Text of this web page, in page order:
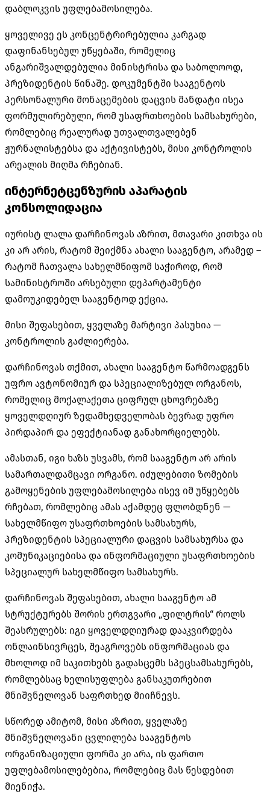
დაბლოკვის უფლებამოსილება.
ყოველივე ეს კონცენტრირებულია კარგად
დაფინანსებულ უწყებაში, რომელიც
ანგარიშვალდებულია მინისტრისა და საბოლოოდ,
პრეზიდენტის წინაშე. დოკუმენტში სააგენტოს
პერსონალური მონაცემების დაცვის მანდატი ისეა
ფორმულირებული, რომ უსაფრთხოების სამსახურები,
რომლებიც რეალურად უთვალთვალებენ
ჟურნალისტებსა და აქტივისტებს, მისი კონტროლის
არეალის მიღმა რჩებიან.
ინტერნეტცენზურის აპარატის
კონსოლიდაცია
იურისტ ლალა დარჩინოვას აზრით, მთავარი კითხვა ის
კი არ არის, რატომ შეიქმნა ახალი სააგენტო, არამედ –
რატომ ჩათვალა სახელმწიფომ საჭიროდ, რომ
სამინისტროში არსებული დეპარტამენტი
დამოუკიდებელ სააგენტოდ ექცია.
მისი შეფასებით, ყველაზე მარტივი პასუხია —
კონტროლის გაძლიერება.
დარჩინოვას თქმით, ახალი სააგენტო წარმოადგენს
უფრო ავტონომიურ და სპეციალიზებულ ორგანოს,
რომელიც მოქალაქეთა ციფრულ ცხოვრებაზე
ყოველდღიურ ზედამხედველობას ბევრად უფრო
პირდაპირ და ეფექტიანად განახორციელებს.
ამასთან, იგი ხაზს უსვამს, რომ სააგენტო არ არის
სამართალდამცავი ორგანო. იძულებითი ზომების
გამოყენების უფლებამოსილება ისევ იმ უწყებებს
რჩებათ, რომლებიც ამას აქამდეც ფლობდნენ —
სახელმწიფო უსაფრთხოების სამსახურს,
პრეზიდენტის სპეციალური დაცვის სამსახურსა და
კომუნიკაციებისა და ინფორმაციული უსაფრთხოების
სპეციალურ სახელმწიფო სამსახურს.
დარჩინოვას შეფასებით, ახალი სააგენტო ამ
სტრუქტურებს შორის ერთგვარი „ფილტრის“ როლს
შეასრულებს: იგი ყოველდღიურად დააკვირდება
ონლაინსივრცეს, შეაგროვებს ინფორმაციას და
მხოლოდ იმ საკითხებს გადასცემს სპეცსამსახურებს,
რომლებსაც ხელისუფლება განსაკუთრებით
მნიშვნელოვან საფრთხედ მიიჩნევს.
სწორედ ამიტომ, მისი აზრით, ყველაზე
მნიშვნელოვანი ცვლილება სააგენტოს
ორგანიზაციული ფორმა კი არა, ის ფართო
უფლებამოსილებებია, რომლებიც მას წესდებით
მიენიჭა.